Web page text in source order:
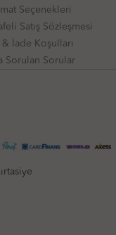
Seçenekleri
Satış Sözleşmesi
& İade Koşulları
Sorulan Sorular